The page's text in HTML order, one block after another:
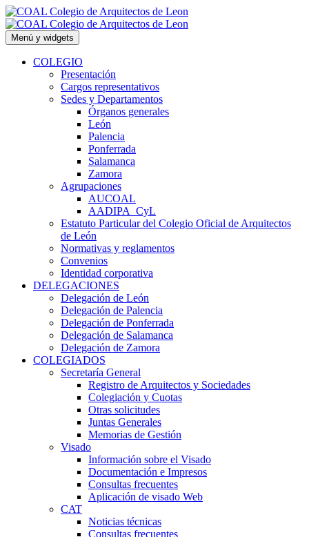
Saltar
al
contenido
Menú y widgets
COLEGIO
Presentación
Cargos representativos
Sedes y Departamentos
Órganos generales
León
Palencia
Ponferrada
Salamanca
Zamora
Agrupaciones
AUCOAL
AADIPA_CyL
Estatuto Particular del Colegio Oficial de Arquitectos
de León
Normativas y reglamentos
Convenios
Identidad corporativa
DELEGACIONES
Delegación de León
Delegación de Palencia
Delegación de Ponferrada
Delegación de Salamanca
Delegación de Zamora
COLEGIADOS
Secretaría General
Registro de Arquitectos y Sociedades
Colegiación y Cuotas
Otras solicitudes
Juntas Generales
Memorias de Gestión
Visado
Información sobre el Visado
Documentación e Impresos
Consultas frecuentes
Aplicación de visado Web
CAT
Noticias técnicas
Consultas frecuentes